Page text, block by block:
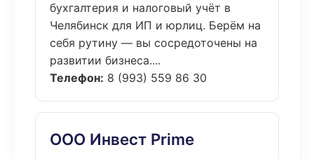
бухгалтерия и налоговый учёт в
Челябинск для ИП и юрлиц. Берём на
себя рутину — вы сосредоточены на
развитии бизнеса....
Телефон: 8 (993) 559 86 30
ООО Инвест Prime